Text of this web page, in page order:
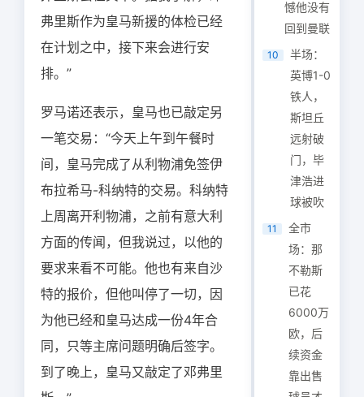
弗里斯作为皇马新援的体检已经
在计划之中，接下来会进行安
排。”
罗马诺还表示，皇马也已敲定另
一笔交易：“今天上午到午餐时
间，皇马完成了从利物浦免签伊
布拉希马-科纳特的交易。科纳特
上周离开利物浦，之前有意大利
方面的传闻，但我说过，以他的
要求来看不可能。他也有来自沙
特的报价，但他叫停了一切，因
为他已经和皇马达成一份4年合
同，只等主席问题明确后签字。
到了晚上，皇马又敲定了邓弗里
憾他没有
回到曼联
10
半场：
英博1-0
铁人，
斯坦丘
远射破
门，毕
津浩进
球被吹
11
全市
场：那
不勒斯
已花
6000万
欧，后
续资金
靠出售